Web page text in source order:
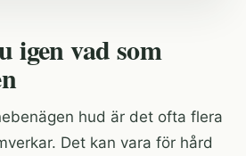
igen vad som
hud är det ofta flera
Det kan vara för hård